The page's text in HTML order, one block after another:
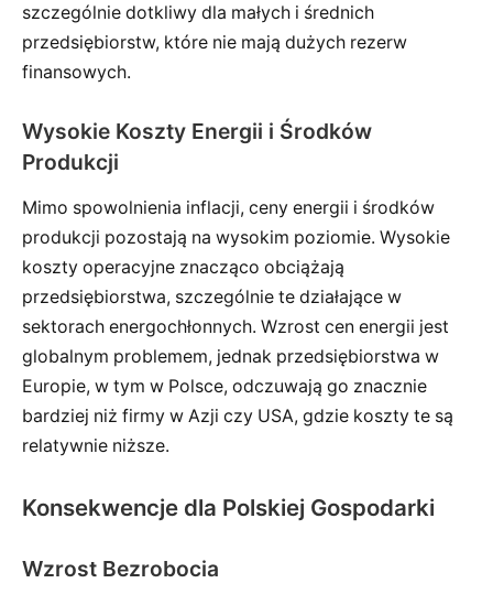
szczególnie dotkliwy dla małych i średnich
przedsiębiorstw, które nie mają dużych rezerw
finansowych.
Wysokie Koszty Energii i Środków
Produkcji
Mimo spowolnienia inflacji, ceny energii i środków
produkcji pozostają na wysokim poziomie. Wysokie
koszty operacyjne znacząco obciążają
przedsiębiorstwa, szczególnie te działające w
sektorach energochłonnych. Wzrost cen energii jest
globalnym problemem, jednak przedsiębiorstwa w
Europie, w tym w Polsce, odczuwają go znacznie
bardziej niż firmy w Azji czy USA, gdzie koszty te są
relatywnie niższe.
Konsekwencje dla Polskiej Gospodarki
Wzrost Bezrobocia